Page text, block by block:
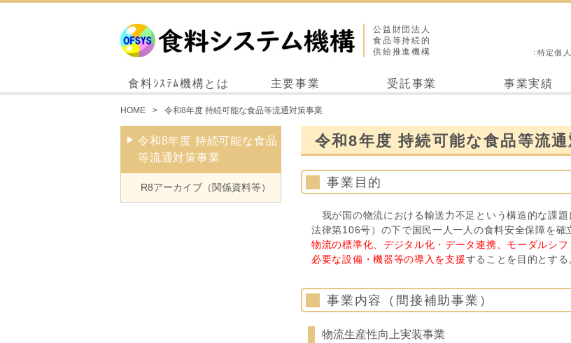
公益財団法人
食品等持続的
供給推進機構
特定個
食料ｼｽﾃﾑ機構とは 主要事業 受託事業 事業実績
HOME 令和8年度 持続可能な食品等流通対策事業
令和8年度 持続可能な食品
等流通対策事業
R8アーカイブ（関係資料等）
令和8年度 持続可能な食品等流
事業目的
我が国の物流における輸送力不足という構造的な課題
法律第106号）の下で国民一人一人の食料安全保障を確
物流の標準化、デジタル化・データ連携、モーダルシ
必要な設備・機器等の導入を支援することを目的とする
事業内容（間接補助事業）
物流生産性向上実装事業